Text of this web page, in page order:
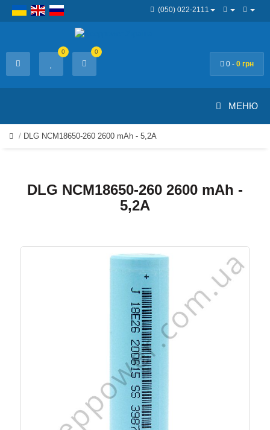
(050) 022-2111
0 - 0 грн
0 0
МЕНЮ
DLG NCM18650-260 2600 mAh - 5,2А
DLG NCM18650-260 2600 mAh -
5,2А